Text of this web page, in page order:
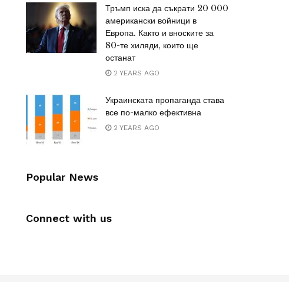
Тръмп иска да съкрати 20 000
американски войници в
Европа. Както и вноските за
80-те хиляди, които ще
останат
2 YEARS AGO
Украинската пропаганда става
все по-малко ефективна
2 YEARS AGO
Popular News
Connect with us